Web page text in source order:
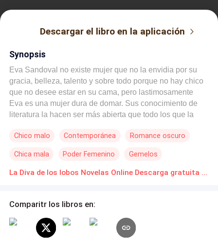
Descargar el libro en la aplicación
Synopsis
Eva Sandoval no existe mujer que no la envidia por su
gracia, belleza, talento y sobre todo porque no hay chico
que no desee estar en su cama, pero lastimosamente
Eva es una mujer dura de domar. Sus conocimiento de
literatura la hacen ser más abierta que todo los que la
con su entrepierna. Cansada de la ciudad y de la vida
mudarse a un pequeño pueblo donde vive su mejor
amiga, Julieta. Un pueblo que se ve tan común y
Durante su estadía Eva tendrá encuentros con los
holandeses que la sacaran de su casilla en todo
momento. ¿Qué les prepara el futuro a Eva y a los
Chico malo Contemporánea Romance oscuro
Chica mala Poder Femenino Gemelos
La Diva de los lobos Novelas Online Descarga gratuita de PDF
Comparitr los libros en: